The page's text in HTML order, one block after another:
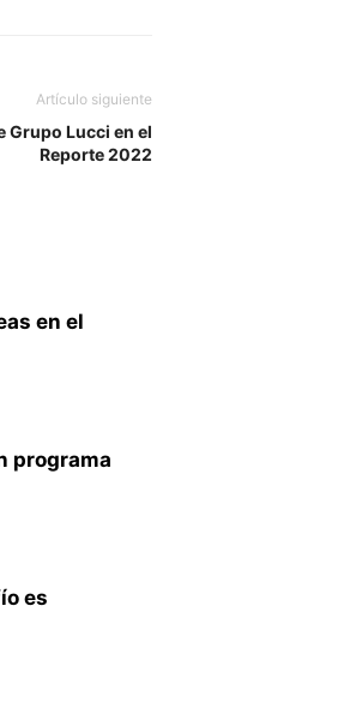
Artículo siguiente
Grupo Lucci en el
Reporte 2022
en el
programa
es